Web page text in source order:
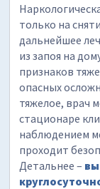
только на
дальнейшее
из запоя на
признаков
опасных
тяжелое, врач
стационаре
наблюдением
проходит
Детальнее –